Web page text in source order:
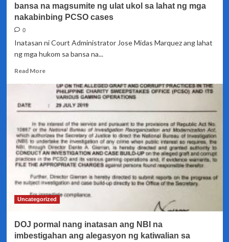
paglaganap
ng
Jueteng
bansa na magsumite ng ulat ukol sa lahat ng mga
nakabinbing PCSO cases
0
Inatasan ni Court Administrator Jose Midas Marquez ang lahat
ng mga hukom sa bansa na...
Read MoreRead
about
Korte
Suprema
ang
lahat
ng
trial
court
sa
bansa
na
magsumite
ulat
ukol
Uncategorized
DOJ pormal nang inatasan ang NBI na
imbestigahan ang alegasyon ng katiwalian sa